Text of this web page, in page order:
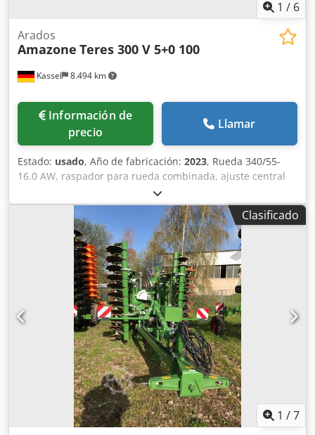
1 / 6
Kassel 8.494 km
Arados
Amazone Teres 300 V 5+0 100
Información de
precio
Llamar
Estado: usado, Año de fabricación: 2023, Rueda 340/55-
16.0 AW, raspador para rueda combinada, ajuste central
de presión de liberación / cuerpo de arado STU 40, reja
430, punta de reja HD, disco de corte Ø 500 dentado, 1
unidad / dentado, preparación para iluminación / Cjdpfjt
Eay Esx Alxjrf
Clasificado
1 /7